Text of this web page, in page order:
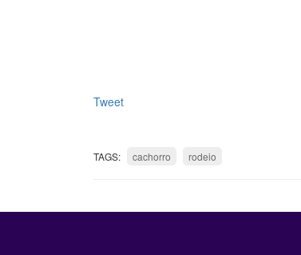
Tweet
TAGS: cachorro rodeio